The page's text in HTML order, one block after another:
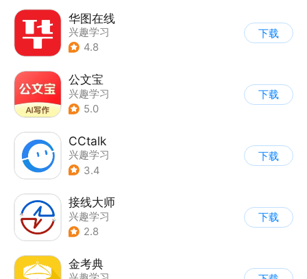
华图在线
兴趣学习
4.8
下载
公文宝
兴趣学习
5.0
下载
CCtalk
兴趣学习
3.4
下载
接线大师
兴趣学习
2.8
下载
金考典